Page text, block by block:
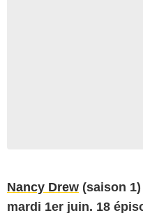
Nancy Drew (saison
mardi 1er juin. 18